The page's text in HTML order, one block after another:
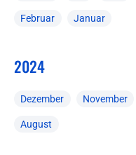
Februar Januar
2024
Dezember November
August